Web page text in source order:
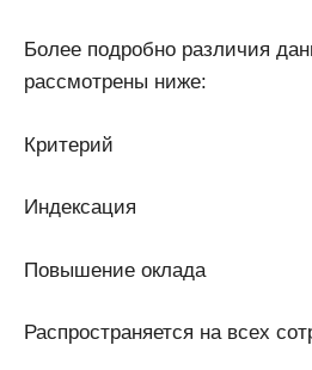
Более подробно различия
рассмотрены ниже:
Критерий
Индексация
Повышение оклада
Распространяется на всех